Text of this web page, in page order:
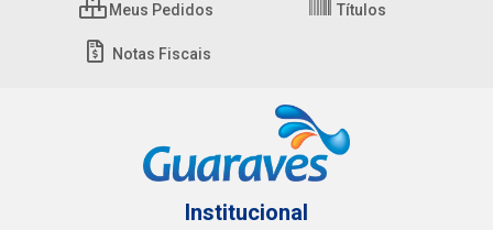
Meus Pedidos Títulos
Notas Fiscais
Institucional